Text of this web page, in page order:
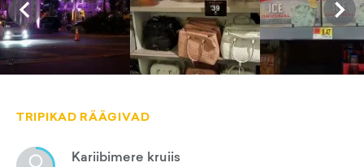
TRIPIKAD RÄÄGIVAD
Kariibimere kruiis